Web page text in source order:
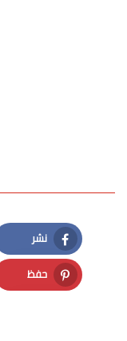
نشر
Facebook
حفظ
Pinterest